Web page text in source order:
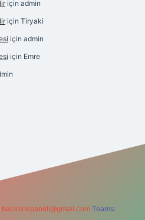
için admin
için Tiryaki
için admin
için Emre
backlinkpaneli@gmail.com Teams: